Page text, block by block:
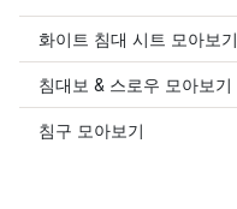
화이트 침대 시트 모아보기
침대보 & 스로우 모아보기
침구 모아보기